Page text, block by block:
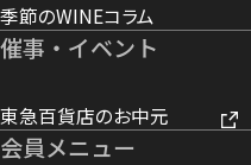
季節のWINEコラム
催事・イベント
東急百貨店のお中元
会員メニュー